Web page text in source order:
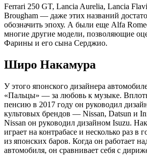
Ferrari 250 GT, Lancia Aurelia, Lancia
Brougham — даже этих названий
обозначить эпоху. А были еще Alfa
многие другие модели, позволяющие
Фарины и его сына Серджио.
Широ Накамура
У этого японского дизайнера
«Пальцы» — за любовь к музыке.
пенсию в 2017 году он руководил
культовых брендов — Nissan, Datsun и
Nissan он руководил дизайном Isuzu.
играет на контрабасе и несколько раз в
из японских баров. Когда он работает
автомобиля, он сравнивает себя с